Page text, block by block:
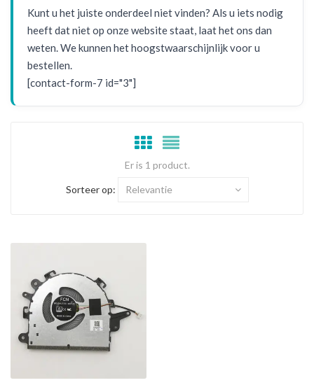
Kunt u het juiste onderdeel niet vinden? Als u iets nodig
heeft dat niet op onze website staat, laat het ons dan
weten. We kunnen het hoogstwaarschijnlijk voor u
bestellen.
[contact-form-7 id="3"]
Er is 1 product.
Sorteer op: Relevantie